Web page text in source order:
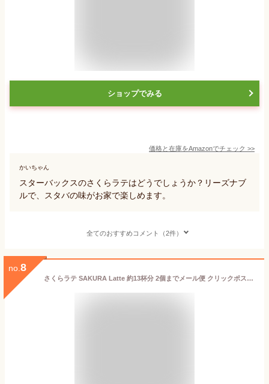
ショップでみる
価格と在庫をAmazonでチェック >>
かいちゃん
スターバックスのさくらラテはどうでしょうか？リーズナブ
ルで、スタバの味がお家で楽しめます。
全てのおすすめコメント（2件）
no. 8
さくらラテ SAKURA Latte 約13杯分 2個までメール便 クリックポスト 198円可 ふんわり香る桜のかほり 卒業、入学のお祝いに！サクララテ 桜ラテ 日本お土産